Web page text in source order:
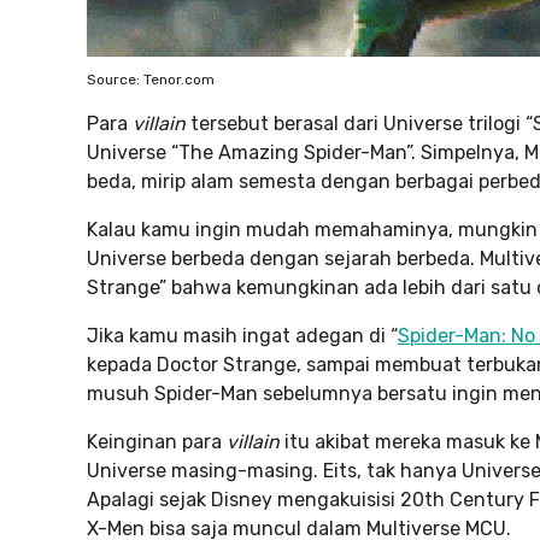
Source: Tenor.com
Para villain tersebut berasal dari Universe trilogi
Universe “The Amazing Spider-Man”.
beda, mirip alam semesta dengan berbagai
Kalau kamu ingin mudah memahaminya,
Universe berbeda dengan sejarah berbeda.
Strange” bahwa kemungkinan ada lebih dari
Jika kamu masih ingat adegan di “Spider-Man: No
kepada Doctor Strange, sampai membuat
musuh Spider-Man sebelumnya bersatu ingin
Keinginan para villain itu akibat mereka masuk ke
Universe masing-masing. Eits, tak hanya
Apalagi sejak Disney mengakuisisi 20th Century
X-Men bisa saja muncul dalam Multiverse MCU.